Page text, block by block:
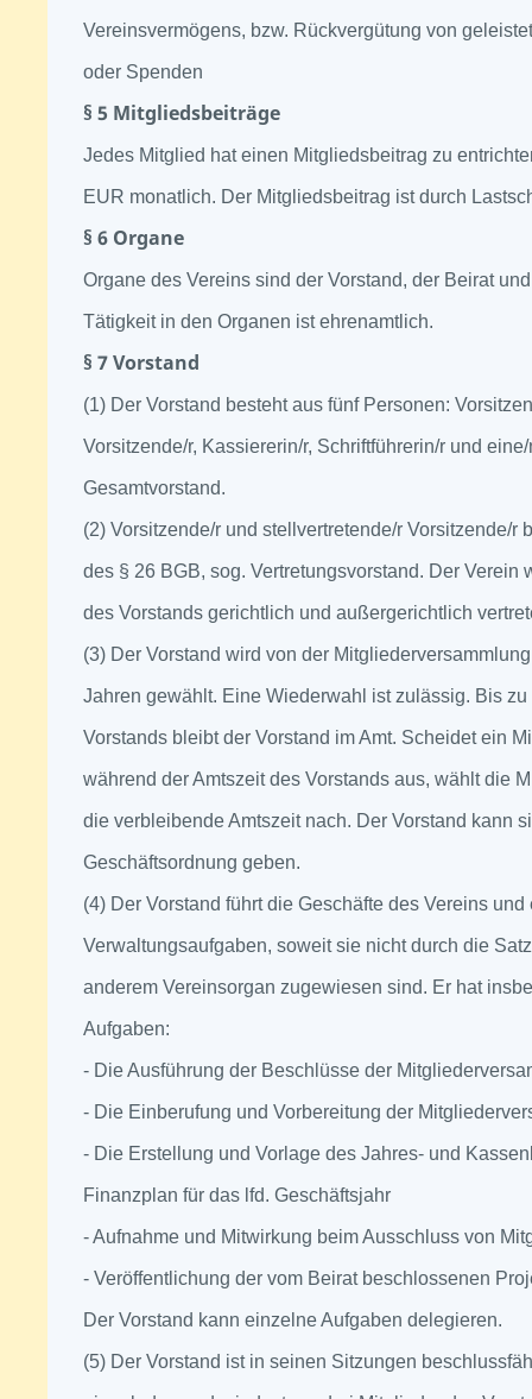
Vereinsvermögens, bzw. Rückvergütung von
oder Spenden
§ 5 Mitgliedsbeiträge
Jedes Mitglied hat einen Mitgliedsbeitrag zu
EUR monatlich. Der Mitgliedsbeitrag ist durch
§ 6 Organe
Organe des Vereins sind der Vorstand, der Beirat
Tätigkeit in den Organen ist ehrenamtlich.
§ 7 Vorstand
(1) Der Vorstand besteht aus fünf Personen:
Vorsitzende/r, Kassiererin/r, Schriftführerin/r und
Gesamtvorstand.
(2) Vorsitzende/r und stellvertretende/r Vorsitzende/r
des § 26 BGB, sog. Vertretungsvorstand. Der Verein
des Vorstands gerichtlich und außergerichtlich
(3) Der Vorstand wird von der
Jahren gewählt. Eine Wiederwahl ist zulässig. Bis
Vorstands bleibt der Vorstand im Amt. Scheidet ein
während der Amtszeit des Vorstands aus, wählt die
die verbleibende Amtszeit nach. Der Vorstand kann
Geschäftsordnung geben.
(4) Der Vorstand führt die Geschäfte des Vereins
Verwaltungsaufgaben, soweit sie nicht durch die
anderem Vereinsorgan zugewiesen sind. Er hat
Aufgaben:
- Die Ausführung der Beschlüsse der
- Die Einberufung und Vorbereitung der
- Die Erstellung und Vorlage des Jahres- und
Finanzplan für das lfd. Geschäftsjahr
- Aufnahme und Mitwirkung beim Ausschluss von
- Veröffentlichung der vom Beirat beschlossenen
Der Vorstand kann einzelne Aufgaben delegieren.
(5) Der Vorstand ist in seinen Sitzungen